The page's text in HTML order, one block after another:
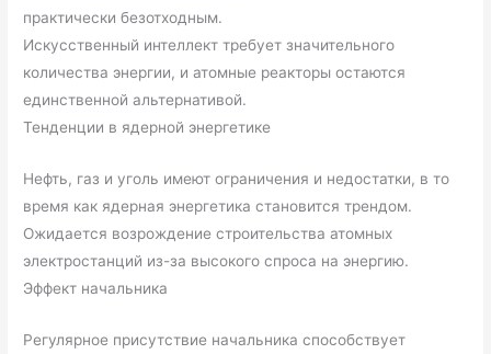
практически безотходным.
Искусственный интеллект требует значительного
количества энергии, и атомные реакторы остаются
единственной альтернативой.
Тенденции в ядерной энергетике
Нефть, газ и уголь имеют ограничения и недостатки, в то
время как ядерная энергетика становится трендом.
Ожидается возрождение строительства атомных
электростанций из-за высокого спроса на энергию.
Эффект начальника
Регулярное присутствие начальника способствует